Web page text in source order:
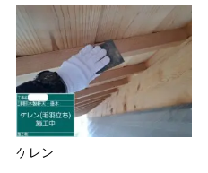
ケレン